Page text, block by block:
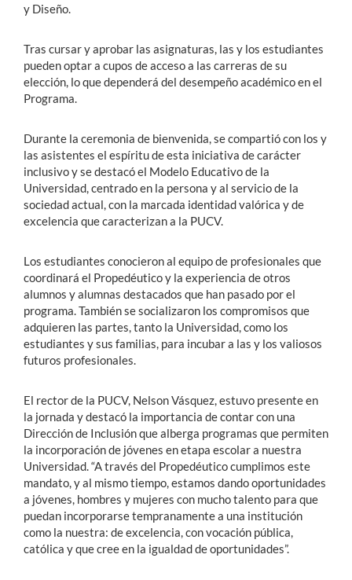
y Diseño.
Tras cursar y aprobar las asignaturas, las y los estudiantes
pueden optar a cupos de acceso a las carreras de su
elección, lo que dependerá del desempeño académico en el
Programa.
Durante la ceremonia de bienvenida, se compartió con los y
las asistentes el espíritu de esta iniciativa de carácter
inclusivo y se destacó el Modelo Educativo de la
Universidad, centrado en la persona y al servicio de la
sociedad actual, con la marcada identidad valórica y de
excelencia que caracterizan a la PUCV.
Los estudiantes conocieron al equipo de profesionales que
coordinará el Propedéutico y la experiencia de otros
alumnos y alumnas destacados que han pasado por el
programa. También se socializaron los compromisos que
adquieren las partes, tanto la Universidad, como los
estudiantes y sus familias, para incubar a las y los valiosos
futuros profesionales.
El rector de la PUCV, Nelson Vásquez, estuvo presente en
la jornada y destacó la importancia de contar con una
Dirección de Inclusión que alberga programas que permiten
la incorporación de jóvenes en etapa escolar a nuestra
Universidad. “A través del Propedéutico cumplimos este
mandato, y al mismo tiempo, estamos dando oportunidades
a jóvenes, hombres y mujeres con mucho talento para que
puedan incorporarse tempranamente a una institución
como la nuestra: de excelencia, con vocación pública,
católica y que cree en la igualdad de oportunidades”.